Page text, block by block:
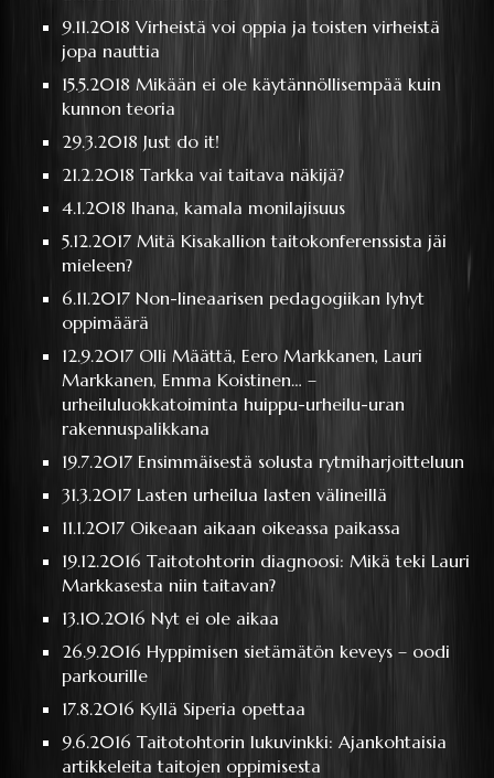
9.11.2018Virheistä voi oppia ja toisten virheistä
jopa nauttia
15.5.2018 Mikään ei ole käytännöllisempää kuin
kunnon teoria
29.3.2018 Just do it!
21.2.2018Tarkka vai taitava näkijä?
4.1.2018Ihana, kamala monilajisuus
5.12.2017 Mitä Kisakallion taitokonferenssista jäi
mieleen?
6.11.2017Non-lineaarisen pedagogiikan lyhyt
oppimäärä
12.9.2017 Olli Määttä, Eero Markkanen, Lauri
Markkanen, Emma Koistinen… –
urheiluluokkatoiminta huippu-urheilu-uran
rakennuspalikkana
19.7.2017 Ensimmäisestä solusta rytmiharjoitteluun
31.3.2017 Lasten urheilua lasten välineillä
11.1.2017 Oikeaan aikaan oikeassa paikassa
19.12.2016Taitotohtorin diagnoosi: Mikä teki Lauri
Markkasesta niin taitavan?
13.10.2016Nyt ei ole aikaa
26.9.2016 Hyppimisen sietämätön keveys – oodi
parkourille
17.8.2016 Kyllä Siperia opettaa
9.6.2016Taitotohtorin lukuvinkki: Ajankohtaisia
artikkeleita taitojen oppimisesta